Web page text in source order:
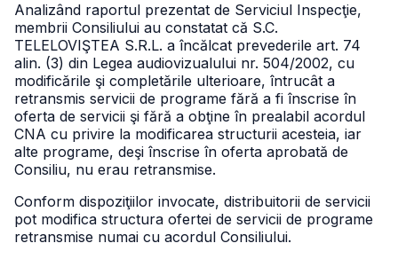
Analizând raportul prezentat de Serviciul Inspecţie,
membrii Consiliului au constatat că S.C.
TELELOVIŞTEA S.R.L. a încălcat prevederile art. 74
alin. (3) din Legea audiovizualului nr. 504/2002, cu
modificările şi completările ulterioare, întrucât a
retransmis servicii de programe fără a fi înscrise în
oferta de servicii şi fără a obţine în prealabil acordul
CNA cu privire la modificarea structurii acesteia, iar
alte programe, deşi înscrise în oferta aprobată de
Consiliu, nu erau retransmise.
Conform dispoziţiilor invocate, distribuitorii de servicii
pot modifica structura ofertei de servicii de programe
retransmise numai cu acordul Consiliului.